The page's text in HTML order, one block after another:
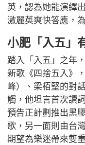
英，認為她能演繹
激麗英爽快答應，
小肥「入五」
踏入「入五」之年
新歌《四捨五入》
峰）、梁栢堅的對
觸，他坦言首次讀
預告正計劃推出黑
歌，另一面則由台
期望為樂迷帶來雙